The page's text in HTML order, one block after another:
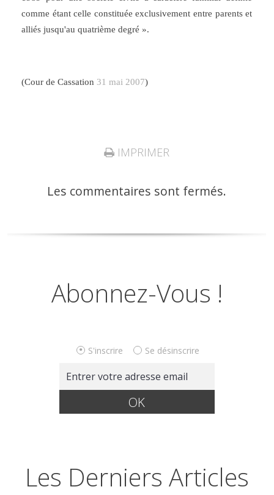
comme étant celle constituée exclusivement entre parents et
alliés jusqu'au quatrième degré ».
(Cour de Cassation 31 mai 2007)
IMPRIMER
Les commentaires sont fermés.
Abonnez-Vous !
S'inscrire Se désinscrire
Les Derniers Articles